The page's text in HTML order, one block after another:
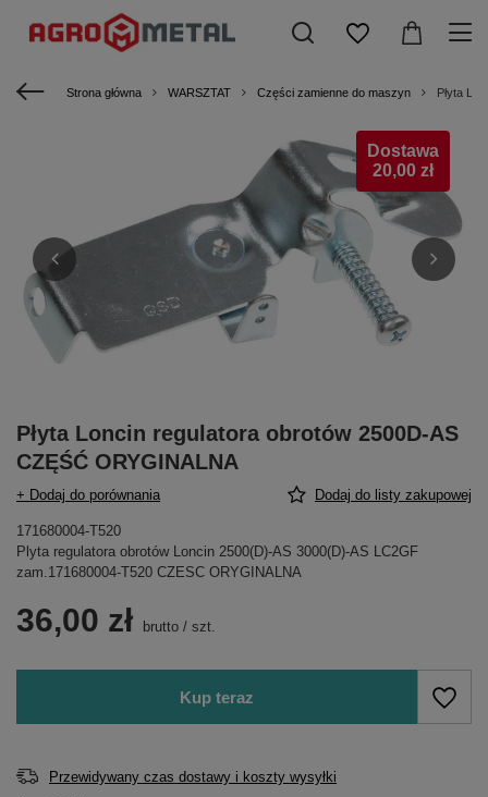
Strona główna WARSZTAT Części zamienne do maszyn Płyta
Dostawa
20,00 zł
Płyta Loncin regulatora obrotów 2500D-AS
CZĘŚĆ ORYGINALNA
+ Dodaj do porównania Dodaj do listy zakupowej
171680004-T520
Plyta regulatora obrotów Loncin 2500(D)-AS 3000(D)-AS LC2GF
zam.171680004-T520 CZESC ORYGINALNA
36,00 zł brutto / szt.
Kup teraz
Przewidywany czas dostawy i koszty wysyłki